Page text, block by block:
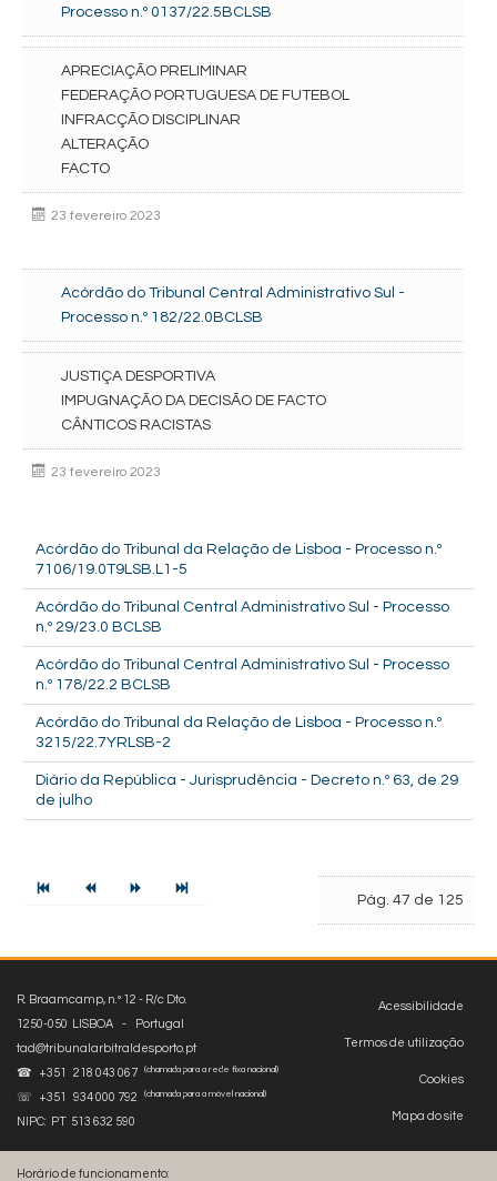
Processo n.º 0137/22.5BCLSB
APRECIAÇÃO PRELIMINAR
FEDERAÇÃO PORTUGUESA DE FUTEBOL
INFRACÇÃO DISCIPLINAR
ALTERAÇÃO
FACTO
23 fevereiro 2023
Acórdão do Tribunal Central Administrativo Sul -
Processo n.º 182/22.0BCLSB
JUSTIÇA DESPORTIVA
IMPUGNAÇÃO DA DECISÃO DE FACTO
CÂNTICOS RACISTAS
23 fevereiro 2023
Acórdão do Tribunal da Relação de Lisboa - Processo n.º
7106/19.0T9LSB.L1-5
Acórdão do Tribunal Central Administrativo Sul - Processo
n.º 29/23.0 BCLSB
Acórdão do Tribunal Central Administrativo Sul - Processo
n.º 178/22.2 BCLSB
Acórdão do Tribunal da Relação de Lisboa - Processo n.º
3215/22.7YRLSB-2
Diário da República - Jurisprudência - Decreto n.º 63, de 29
de julho
Pág. 47 de 125
Acessibilidade
Termos de utilização
Cookies
Mapa do site
R. Braamcamp, n.º 12 - R/c Dto.
1250-050 LISBOA - Portugal
tad@tribunalarbitraldesporto.pt
☎ +351 218 043 067
(chamada para a rede fixa nacional)
☏ +351 934 000 792 (chamada para a móvel nacional)
NIPC: PT 513 632 590
Horário de funcionamento: